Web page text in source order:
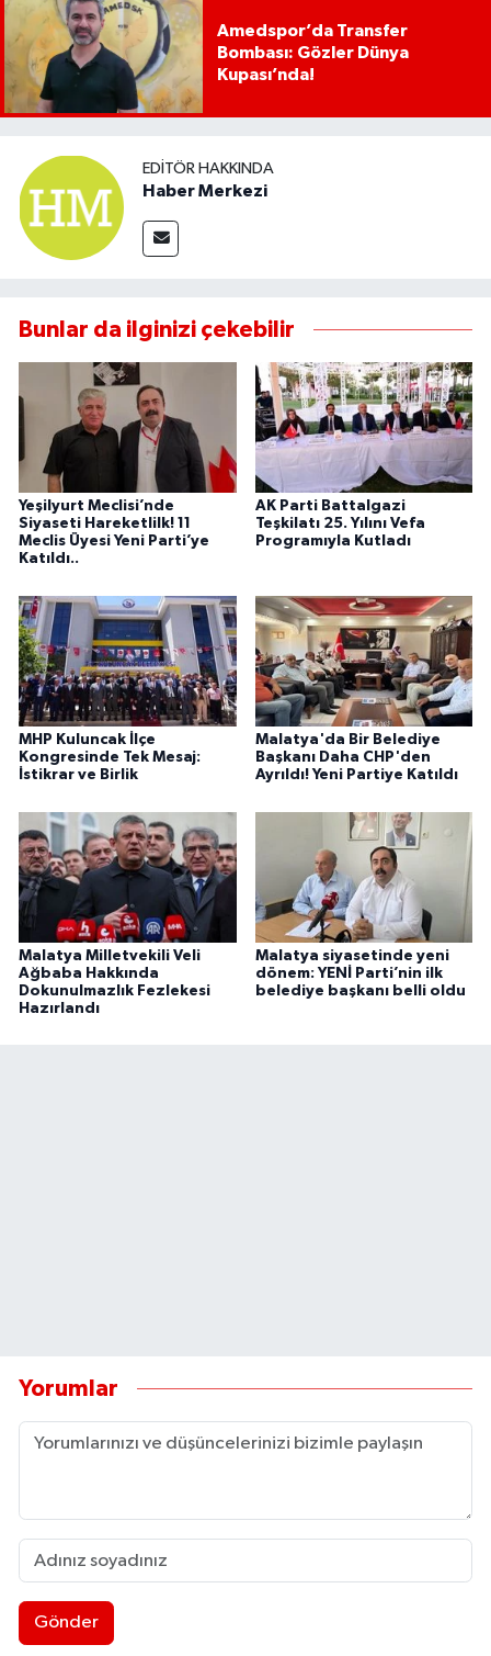
Amedspor’da Transfer
Bombası: Gözler Dünya
Kupası’nda!
EDITÖR HAKKINDA
Haber Merkezi
Bunlar da ilginizi çekebilir
Yeşilyurt Meclisi’nde
Siyaseti Hareketlilk! 11
Meclis Üyesi Yeni Parti’ye
Katıldı..
AK Parti Battalgazi
Teşkilatı 25. Yılını Vefa
Programıyla Kutladı
MHP Kuluncak İlçe
Kongresinde Tek Mesaj:
İstikrar ve Birlik
Malatya'da Bir Belediye
Başkanı Daha CHP'den
Ayrıldı! Yeni Partiye Katıldı
Malatya Milletvekili Veli
Ağbaba Hakkında
Dokunulmazlık Fezlekesi
Hazırlandı
Malatya siyasetinde yeni
dönem: YENİ Parti’nin ilk
belediye başkanı belli oldu
Yorumlar
Gönder